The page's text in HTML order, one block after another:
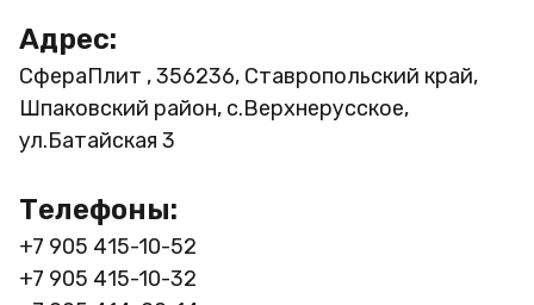
Адрес:
СфераПлит , 356236, Ставропольский край,
Шпаковский район, с.Верхнерусское,
ул.Батайская 3
Телефоны:
+7 905 415-10-52
+7 905 415-10-32